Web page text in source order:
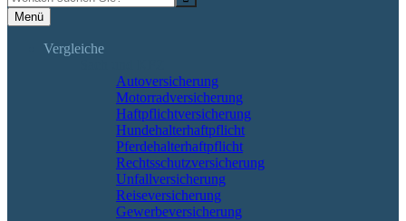
Menü
Vergleiche
Autoversicherung
Motorradversicherung
Haftpflichtversicherung
Hundehalterhaftpflicht
Pferdehalterhaftpflicht
Rechtsschutzversicherung
Unfallversicherung
Reiseversicherung
Gewerbeversicherung